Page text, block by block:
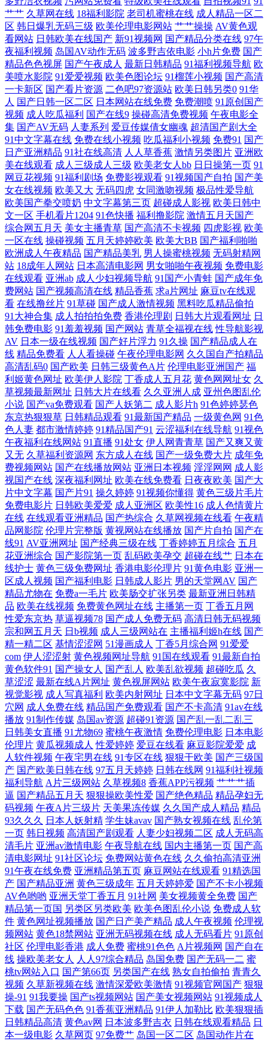
视屏 成人色狼做爱 97色色超碰 亚洲人与兽 人人乐人人操 九九成人自拍
超碰在91 91大神精品在线 午夜在线视频导航 欧洲诱惑影院 激情综合淫 超
碰丁香 91人人超碰欧美 午夜小视频在线 欧洲色三级 极品91白丝 草莓视频
色色 伊人影院国产91 日韩欧美另类视频 狼友免费福利 国产乱人一区 豆花
18在线网页 www久热 91大师 午夜大片 青青草原影院 久久婷婷婷 国产天
堂网 www五月天婷婷 91爱网国产探花 熟妇伦理片 青青草原香蕉伊人 久
草欧美性爱 岛国激情在线观看 91视频专区 国产老熟女精品伦 波多野结衣
一本道 91精品视频一区 五月天色不卡 日本无码五区 老司机副利院 国产86
页 97超碰热线 亚洲黄色免费网址 色五月超碰 欧美另类色图 激情五月瑟瑟
岛国夜夜爱 97人妻超碰 亚洲人成看片网址 日韩a卡一 另类射区 国产精品
25 au黄色av网站 91社区在线观看 亚洲九1 日韩三级AA片 欧美日本另类 狠
狠撸狠狠操 超碰线看视观看 91精品视频网 天天肏天天干 欧美人妖导航 九
一大神原创 国产a国产片 99国产丝袜足交 91白丝制服 午夜剧场超碰 人人
爽爽 久久8热 福利社老湿 AⅤ日韩 在线看黄网址大全 婷婷导航 青青草视
频网 久久国产精品在线 国产福利影院 www91n在线 91tv视频 婷婷六月天
色色 欧美性爱com 精品一区在 大香蕉五月丁香 韩国操逼剧场 福利成人在
线 超碰人人乐 91探花在线观看 亚洲操逼在线 日韩AV福利片 伦理聚合一
级 国产日日爱 超碰97人人爱 97涩在线资源网 91传媒在线 亚洲三极 日韩
破解无码片 免费看片5h 韩国av理论午夜 超碰人17C 91视频 性爱网五月天
日韩e级免费 欧美青青草 久久精品看国产 国产天天操天天爽 草逼视频免
费看 91网亚洲蜜桃 亚洲天堂色网站 三级片网站在线 男人的AV天堂啊 老
湿机av 狠狠狠日狠狠日 成人午夜剧场网站 99热都是精品7 最新91视频 亚
洲社区电影 日日夜夜欢毛片 日韩人妻无码破解 欧美传媒碰 久色导航 狠狠
撸视频大导航 成人五月天网站 97超碰熟女 在线黑丝91 天堂资源成人网站
欧日美视频在 久久草资源网 国产精品私 成人网站 av导航网 91大神在线看
午夜福利健美 日本熟女自拍 美女巨乳被后入 韩国无码伦理 成人性爱自拍
99操比 69超碰在线 亚洲色图偷拍网 先锋AV爽爽爽 午夜吃奶国产视频 日
韩AV成人网 欧美黄色网 九一色版 国产91电影 www蜜桃视频 91看黄下 伊
人草草 亚洲性爱巨场 婷婷碰碰 青青草超碰 欧美瑟瑟 久久国产东北淫好
国产美女网站 成人超碰 AⅤ日韩 91超碰图片 午夜五月天福利 探花综合网
日本色黄 欧美一本道做爱 久久东热网 海角传媒AV 岛国片免费 AV欧亚风
情 91视频免费观看 国产日逼网 偷拍99超碰 爱豆传媒A片 欧美亚性激情 99
热这里有精力 另类国产在线 日韩透B 黄色丝袜网站 香蕉食品 日韩一级免
费观看 免费毛片视频 九九热精品66 久草资源网站 激情瑟瑟
艹艹 久草网在线 18福利影院 老司机蜜桃在线 成人精品一区二
区 韩日爆乳无码三级 欧美伦理电影网站 艹艹操操 AV黄色观
看网站 日韩欧美在线国产 新91视频网 国产精品分类在线 97午
夜福利视频 岛国AV动作无码 波多野吉依电影 小h片免费 国产
精品色色视屏 国产午夜成人 最新日韩精品 91福利视频导航 欧
美喷水影院 91爱爱视频 欧美色图论坛 91榴莲小视频 国产高清
一卡新区 国产看片资源 二色吧97资源站 欧美日韩另类0 91华
人 国产日韩一区二区 日本网站在线免费 免费潮喷 91原创国产
视频 成人吃瓜福利 国产在线9 操碰高清免费视频 午夜电影全
集 国产AV无码 人妻系列 爱豆传媒倩女幽魂 超清国产剧大全
91中文字幕在线 免费在线小视频 吃瓜福利小视频 免费91 国产
日产亚洲精品 91社在线高清 人人草香蕉 激情另类图片 亚洲欧
美在线观看 成人三级成人三级 欧美老女人bb 日日操第一页 91
网豆花视频 91福利剧场 免费影视观看 91视频国产自拍 国产美
女在线视频 欧美又大 无码四虎 女同激吻视频 极品性爱导航
欧美国产拳交喷奶 中文字幕第三页 超碰成人影视 欧美日韩中
文一区 手机看片1204 91色快播 福利撸影院 激情五月天国产
综合网五月天 美女主播青草 国产高清不卡视频 四虎影视 欧美
一区在线 操碰视频 五月天婷婷欧美 欧美大BB 国产福利啪啪
欧洲成人午夜精品 国产精品美乳 男人操蜜桃视频 无码射精网
站 18成年人网站 日本高清电影网 男女啪啪午夜视频 免费电影
在线观看 亚洲ab 成人少妇视频导航 91国产小青蛙 国产成年免
费网站 国产视频高清在线 精品香蕉 求a片网址 麻豆tv在线观
看 在线撸丝片 91草碰 国产成人激情视频 黑料吃瓜精品偷拍
91大神合集 成人拍拍拍免费 香港伦理剧 日韩大片观看网址 日
韩免费电影 91羞羞视频 国产网站 青草全福视在线 性导航影视
AV 日本一级在线视频 国产好片浮力 91久操 国产精品成人在
线 精品免费看 人人看操碰 午夜伦理电影网 久久国自产拍精品
高清乱码0 国产欧美 日韩三级黄色A片 伦理电影亚洲国产 福
利姬黄色网址 欧美伊人影院 丁香成人五月花 黄色网网址女 久
草视频最新网址 日韩大片在线看 久久亚洲人成 亚州色图乱伦
小说 国产va免费观看 国产人妖第二 成人影片h 91色婷婷瑟色
东京热狠狠草 日韩精品观看 91最新国产精品 一级黄色网 91色
色人妻 都市激情婷婷 91精品国产91 云涩福利在线导航 91视色
午夜福利在线网站 91直播 91处女 伊人网青青草 国产又爽又黄
又无 久草福利资源网 东方成人在线 国产一级免费大片 成年免
费视频网站 国产在线播放网站 亚洲日本视频 淫淫网网 成人影
视国产在线 深夜福利网址 欧美在线免费看 日夜夜欧美 国产大
片中文字幕 国产片91 操久婷婷 91视频你懂得 黄色三级片毛片
免费电影片 日韩欧美爱爱 成人亚洲区 欧美性16 成人色情黄片
在线 在线观看亚洲精品 国产热综合 久草网视频在线看 午夜精
品网影院 伦理片完整版 黄视网站在线播放 国产片自拍 国产在
线91 AV亚洲网址 国产经典三级在线 丁香婷婷五月综合 五月
花亚洲综合 国产影院第一页 乱码欧美孕交 超碰在线艹 日本在
线护士 黄色三级免费网址 香港电影伦理片 91黄色电影 亚洲一
区成人视频 国产福利电影 日韩成人影片 男的天堂网AV 国产
精品尤物在 免费a一毛片 欧美肠交扩张另类 最新亚洲日韩精
品 欧美在线视频 免费黄色网址在线 主播第一页 丁香五月网
性爱东京热 草逼视频78 国产成人免费无码 高清日韩无码视频
宗和网五月天 日b视频 成人三级网站在 主播福利姬h在线 国产
精一精二区 基情涩涩网 51漫画成人 丁香5月综合网 91爱爱
com 伊人涩涩射 黄色视频网址导航 91国在线观看 91最新自拍
黄色软件91 国产操女人 国产乱人 欧美乱欲视频 超碰吃瓜 久
草涩涩 最新在线A片网址 黄色视屏网站 欧美午夜寂寞影院 新
视觉影视 成人写真福利 欧美内射网址 日本中文字幕无码 97日
穴网 成人免费在线 精品国产免费观看 国产不卡高清 91av在线
播放 91制作传媒 岛国av资源 超碰91资源 国产乱一乱二乱三
日韩美女直播 91尤物69 蜜桃午夜激情 免费伦理电影 日本电影
伦理片 黄瓜视频成人 性爱婷婷 爱豆在线看 麻豆影院爱爱 成
人软件视频 午夜宅男在线 91专区在线 狠狠干欧美 国产三级国
产 国产欧美日韩在线 97五月天婷婷 日韩在线网 91福利社视频
福利导航 A片三级网站 久草视频8 香蕉APP污视频 艹艹艹插
逼 国产精品五月天 狠狠操欧美性爱 国产绝色精品 精品孕妇无
码视频 午夜A片三级片 天美果冻传媒 久久国产成人精品 精品
93久久久
日本人妖射精 学生妹avav 国产熟女视频在线 乱伦第
一页 韩日视频 高清国产剧观看 人妻少妇视频二区 成人无码高
清毛片 亚洲av激情电影 午夜导航在线 国内主播第一页 国产高
清电影网址 91社区论坛 免费网站黄色在线 久久偷拍高清亚洲
91午夜在线免费 亚洲精品第五页 麻豆网站在线观看 91精选国
产 国产精品亚洲 黄色三级成年 五月天婷婷爱 国产不卡小视频
AV色哟哟 亚洲天堂丁香五月 91社网 美女视频黄全免费 国产
精品第一页国 另类区另类欧美 欧美色图乱伦小说 免费成人软
件 黄色网址视频播放 国产日产美产精品 成人午夜视频 伦理视
频网站 黄色18禁网站 亚洲无码视频在线 成人无码看片 91原创
社区 伦理电影香港 成人免费 蜜桃91色色 A片视频网 国产自在
线 操欧美老女人 人人97综合精品 岛国免费 国产无码一二 蜜
桃tv网站入口 国产第66页 另类国产在线 熟女自拍偷拍 青青久
视频 久草新视频在线 激情深爱欧美激情 91视频官网国产 狠狠
操-91 91我要操 国产ts视频网站 国产美女视频网站 91视频成人
下载 国产无码色色 91香蕉亚洲精品 91伊人加勒比 欧美狠狠插
日韩精品高清 黄色av网 日本波多野吉衣 日韩在线观看精品 日
本一级电影 久草网页 97免费艹 岛国一区二区 岛国动作片在